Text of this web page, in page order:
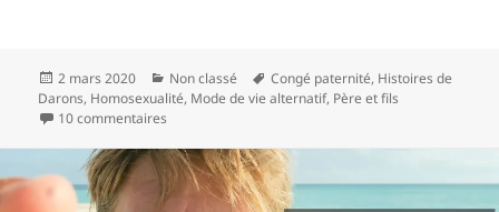
Publié
le
2 mars 2020 Catégories
Non classé
Mots-
clés
Congé paternité, Histoires de
Darons, Homosexualité, Mode de vie alternatif, Père et fils
10 commentaires